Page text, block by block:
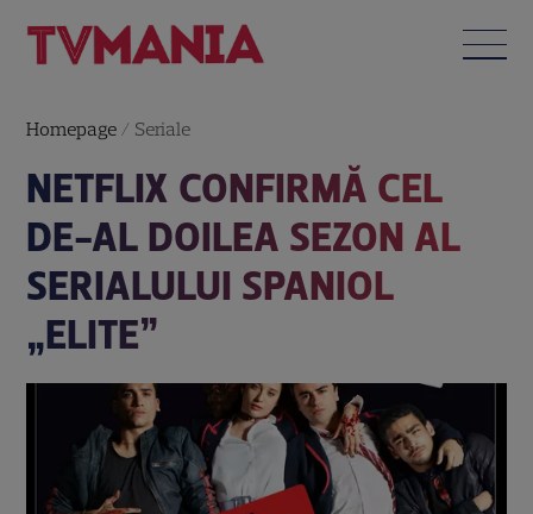
Homepage / Seriale
NETFLIX CONFIRMĂ CEL
DE-AL DOILEA SEZON AL
SERIALULUI SPANIOL
„ELITE”